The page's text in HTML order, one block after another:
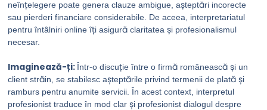
neînțelegere poate genera clauze ambigue, așteptări incorecte
sau pierderi financiare considerabile. De aceea, interpretariatul
pentru întâlniri online îți asigură claritatea și profesionalismul
necesar.
Imaginează-ți:Într-o discuție între o firmă românească și un
client străin, se stabilesc așteptările privind termenii de plată și
ramburs pentru anumite servicii. În acest context, interpretul
profesionist traduce în mod clar și profesionist dialogul despre